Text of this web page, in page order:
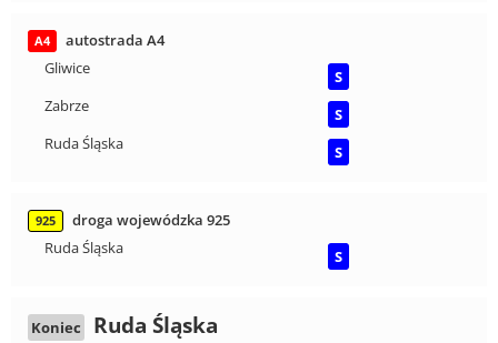
A4
autostrada A4
Gliwice
S
Zabrze
S
Ruda Śląska
S
925
droga wojewódzka 925
Ruda Śląska
S
Koniec Ruda Śląska